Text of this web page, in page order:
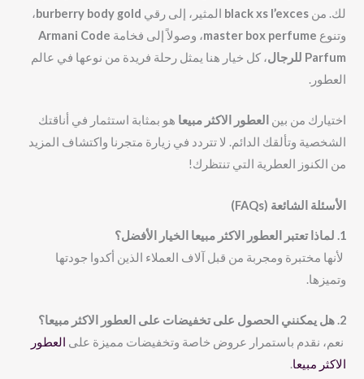
لك. منblack xs l’exces المثير، إلى رقي burberry body gold،
وتنوع master box perfume، وصولاً إلى فخامة Armani Code
Parfum للرجال
، كل خيار هنا يمثل رحلة فريدة من نوعها في عالم
العطور.
اختيارك من بين العطور الاكثر مبيعا هو بمثابة استثمار في أناقتك
الشخصية وتألقك الدائم. لا تتردد في زيارة متجرنا واكتشاف المزيد
من الكنوز العطرية التي تنتظرك!
الأسئلة الشائعة (FAQs)
1. لماذا تعتبر العطور الاكثر مبيعا الخيار الأفضل؟
لأنها مختبرة ومجربة من قبل آلاف العملاء الذين أكدوا جودتها
وتميزها.
2. هل يمكنني الحصول على تخفيضات على العطور الاكثر مبيعا؟
نعم، نقدم باستمرار عروض خاصة وتخفيضات مميزة على العطور
الاكثر مبيعا.